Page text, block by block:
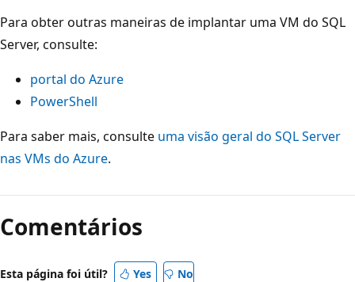
Para obter outras maneiras de implantar uma VM do SQL
Server, consulte:
portal do Azure
PowerShell
Para saber mais, consulte uma visão geral do SQL Server
nas VMs do Azure.
Comentários
Esta página foi útil? Yes No